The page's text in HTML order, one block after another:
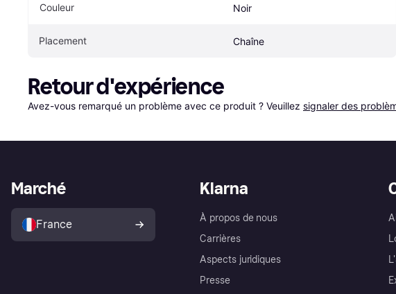
Couleur Noir
Placement Chaîne
Retour d'expérience
Avez-vous remarqué un problème avec ce produit ? Veuillez signaler des
Klarna
À propos de nous
Carrières
Aspects juridiques
Presse
Marché
France